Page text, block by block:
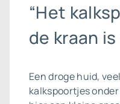
“Het
de kraan
Een droge huid,
kalkspoortjes